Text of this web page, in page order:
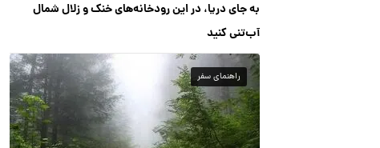
به جای دریا، در این رودخانه‌های خنک و زلال شمال
آب‌تنی کنید
راهنمای سفر